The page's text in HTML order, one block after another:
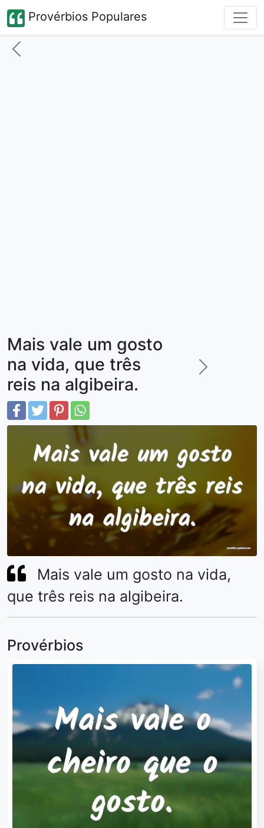
Provérbios Populares
Mais vale um gosto
na vida, que três
reis na algibeira.
Mais vale um gosto na vida,
que três reis na algibeira.
Provérbios